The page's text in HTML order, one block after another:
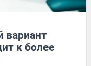
вариант
к более